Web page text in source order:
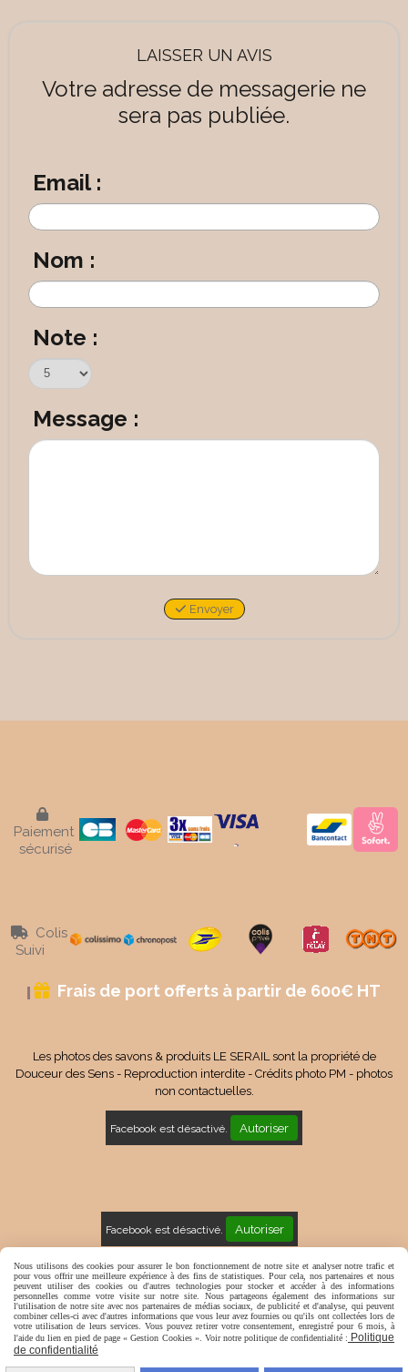
LAISSER UN AVIS
Votre adresse de messagerie ne
sera pas publiée.
Email :
Nom :
Note :
Message :
Envoyer

Paiement
sécurisé

Colis
Suivi
 Frais de port offerts à partir de 600€ HT
Les photos des savons & produits LE SERAIL sont la propriété de
Douceur des Sens - Reproduction interdite - Crédits photo PM - photos
non contactuelles.
Facebook est désactivé. Autoriser
Facebook est désactivé. Autoriser
Mentions Légales Conditions générales de vente
Politique de confidentialité Gestion cookies Mon Compte
Nous utilisons des cookies pour assurer le bon fonctionnement de notre site et analyser notre trafic et
pour vous offrir une meilleure expérience à des fins de statistiques. Pour cela, nos partenaires et nous
peuvent utiliser des cookies ou d'autres technologies pour stocker et accéder à des informations
personnelles comme votre visite sur notre site. Nous partageons également des informations sur
l'utilisation de notre site avec nos partenaires de médias sociaux, de publicité et d'analyse, qui peuvent
combiner celles-ci avec d'autres informations que vous leur avez fournies ou qu'ils ont collectées lors de
votre utilisation de leurs services. Vous pouvez retirer votre consentement, enregistré pour 6 mois, à
l'aide du lien en pied de page « Gestion Cookies ». Voir notre politique de confidentialité : Politique
de confidentialité